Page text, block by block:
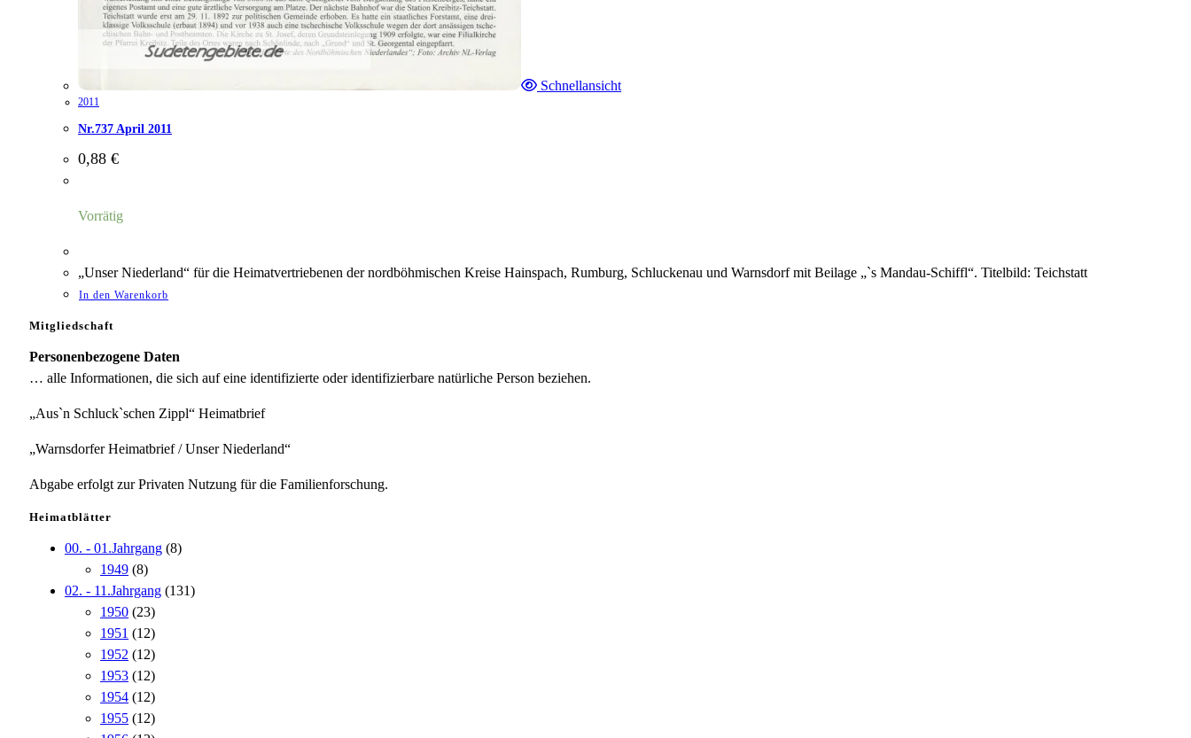
Schnellansicht
2011
Nr.737 April 2011
0,88 €
Vorrätig
„Unser Niederland“ für die Heimatvertriebenen der nordböhmischen Kreise Hainspach, Rumburg, Schluckenau und Warnsdorf mit Beilage „`s Mandau-Schiffl“. Titelbild: Teichstatt
In den Warenkorb
Mitgliedschaft
Personenbezogene Daten
… alle Informationen, die sich auf eine identifizierte oder identifizierbare natürliche Person beziehen.
„Aus`n Schluck`schen Zippl“ Heimatbrief
„Warnsdorfer Heimatbrief / Unser Niederland“
Abgabe erfolgt zur Privaten Nutzung für die Familienforschung.
Heimatblätter
00. - 01.Jahrgang (8)
1949 (8)
02. - 11.Jahrgang (131)
1950 (23)
1951 (12)
1952 (12)
1953 (12)
1954 (12)
1955 (12)